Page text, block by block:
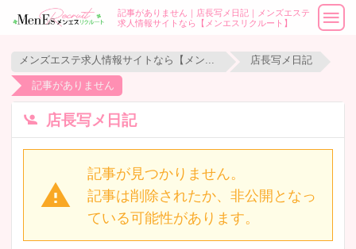
記事がありません｜店長写メ日記｜メンズエステ
求人情報サイトなら【メンエスリクルート】
店長写メ日記
記事がありません
店長写メ日記
記事が見つかりません。
記事は削除されたか、非公開となっ
ている可能性があります。